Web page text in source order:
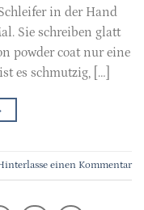
in der Hand
Sie schreiben glatt
powder coat nur eine
es schmutzig, […]
einen Kommentar